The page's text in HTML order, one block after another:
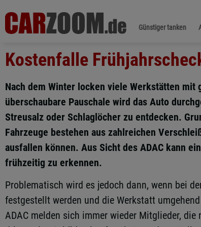
Günstiger tanken
Kostenfalle
Nach dem Winter locken viele Werkstätten
überschaubare Pauschale wird das Auto
Streusalz oder Schlaglöcher zu entdecken.
Fahrzeuge bestehen aus zahlreichen
ausfallen können. Aus Sicht des ADAC kann
frühzeitig zu erkennen.
Problematisch wird es jedoch dann, wenn bei
festgestellt werden und die Werkstatt
ADAC melden sich immer wieder Mitglieder,